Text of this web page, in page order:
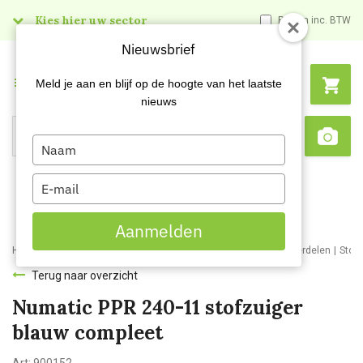
Kies hier uw sector Prijzen inc. BTW
Search
Menu
Home Webshop Schoonmaakmachines Stofzuigers en onderdelen
Terug naar overzicht
Numatic PPR 240-11 stofzuiger
blauw compleet
Nieuwsbrief
Meld je aan en blijf op de hoogte van het laatste
nieuws
Type
your
name
Type
your
email
Aanmelden